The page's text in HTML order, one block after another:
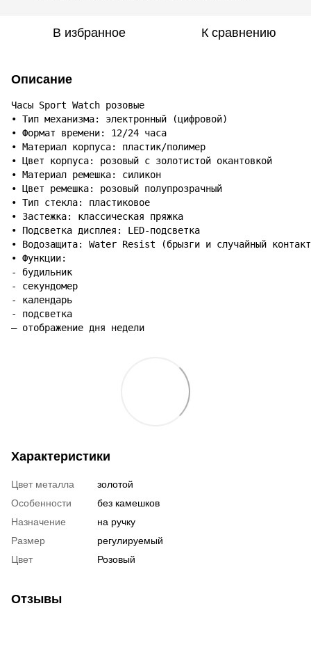
В избранное К сравнению
Описание
Часы Sport Watch розовые
• Тип механизма: электронный (цифровой)
• Формат времени: 12/24 часа
• Материал корпуса: пластик/полимер
• Цвет корпуса: розовый с золотистой окантовкой
• Материал ремешка: силикон
• Цвет ремешка: розовый полупрозрачный
• Тип стекла: пластиковое
• Застежка: классическая пряжка
• Подсветка дисплея: LED-подсветка
• Водозащита: Water Resist (брызги и случайный
• Функции:
- будильник
- секундомер
- календарь
- подсветка
— отображение дня недели
Характеристики
Цвет металла
золотой
Особенности
без камешков
Назначение
на ручку
Размер
регулируемый
Цвет
Розовый
Отзывы